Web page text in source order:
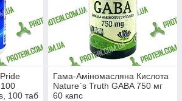
100 таб
Гама-Аміномасляна Кислота
Nature`s Truth GABA 750 мг
60 капс